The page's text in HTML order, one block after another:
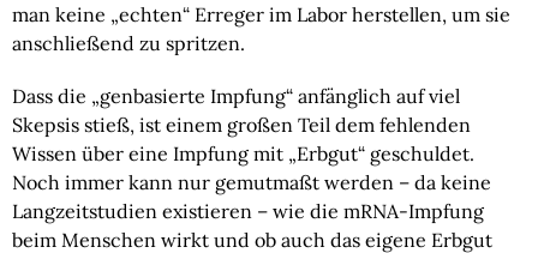
man keine „echten“ Erreger im Labor herstellen, um sie
anschließend zu spritzen.
Dass die „genbasierte Impfung“ anfänglich auf viel
Skepsis stieß, ist einem großen Teil dem fehlenden
Wissen über eine Impfung mit „Erbgut“ geschuldet.
Noch immer kann nur gemutmaßt werden – da keine
Langzeitstudien existieren – wie die mRNA-Impfung
beim Menschen wirkt und ob auch das eigene Erbgut